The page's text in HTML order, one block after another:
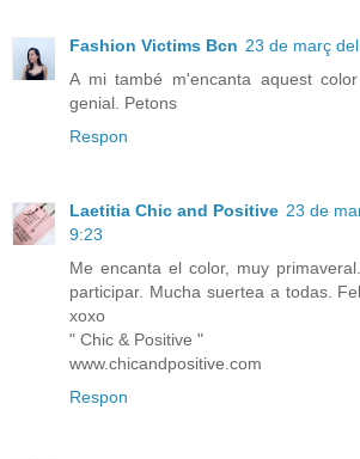
Fashion Victims Bcn 23 de març
A mi també m'encanta aquest
genial. Petons
Respon
Laetitia Chic and Positive 23 de
9:23
Me encanta el color, muy
participar. Mucha suertea a todas.
xoxo
" Chic & Positive "
www.chicandpositive.com
Respon